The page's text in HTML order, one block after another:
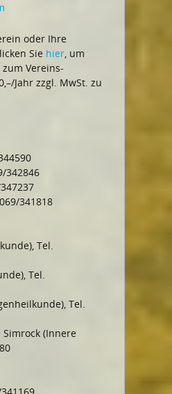
oder Ihre
Sie hier, um
Vereins-
Jahr zzgl. MwSt. zu
342846
341818
Tel.
Tel.
Tel.
(Innere